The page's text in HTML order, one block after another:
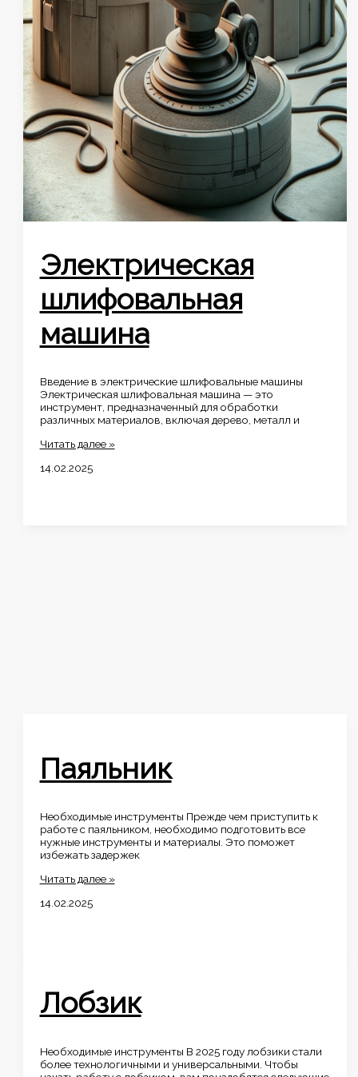
Электрическая
шлифовальная
машина
Введение в электрические шлифовальные машины
Электрическая шлифовальная машина — это
инструмент, предназначенный для обработки
различных материалов, включая дерево, металл и
Электрическая
машина
Читать далее »
14.02.2025
Паяльник
Необходимые инструменты Прежде чем приступить к
работе с паяльником, необходимо подготовить все
нужные инструменты и материалы. Это поможет
избежать задержек
Паяльник
Читать далее »
14.02.2025
Лобзик
Необходимые инструменты В 2025 году лобзики стали
более технологичными и универсальными. Чтобы